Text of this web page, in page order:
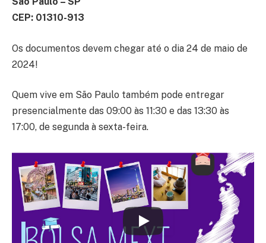
CEP: 01310-913
Os documentos devem chegar até o dia 24 de maio de
2024!
Quem vive em São Paulo também pode entregar
presencialmente das 09:00 às 11:30 e das 13:30 às
17:00, de segunda à sexta-feira.